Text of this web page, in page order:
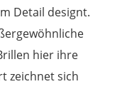
Detail designt.
hier ihre
zeichnet sich